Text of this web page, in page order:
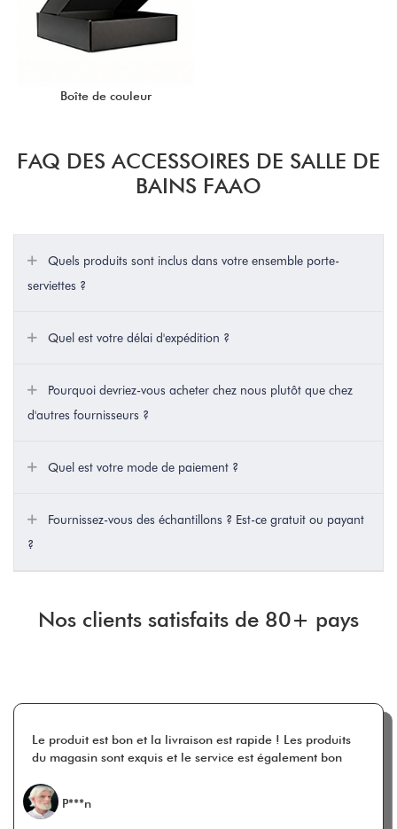
Boîte de couleur
FAQ DES ACCESSOIRES DE SALLE DE
BAINS FAAO
Quels produits sont inclus dans votre ensemble porte-
serviettes ?
Quel est votre délai d'expédition ?
Pourquoi devriez-vous acheter chez nous plutôt que chez
d'autres fournisseurs ?
Quel est votre mode de paiement ?
Fournissez-vous des échantillons ? Est-ce gratuit ou payant
?
Nos clients satisfaits de 80+ pays
Le produit est bon et la livraison est rapide ! Les produits
du magasin sont exquis et le service est également bon
P***n